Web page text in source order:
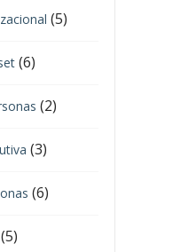
(5)
(6)
(2)
(3)
(6)
(5)